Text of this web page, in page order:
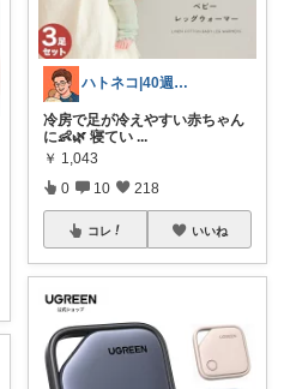
ハトネコ|40週プレパパ
冷房で足が冷えやすい赤ちゃん
に👶🌿 寝てい ...
￥ 1,043
0 10 218
コレ いいね